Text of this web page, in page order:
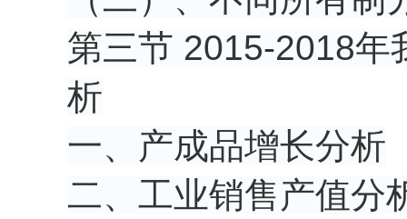
第三节 2015-2018年
析
一、产成品增长分析
二、工业销售产值分